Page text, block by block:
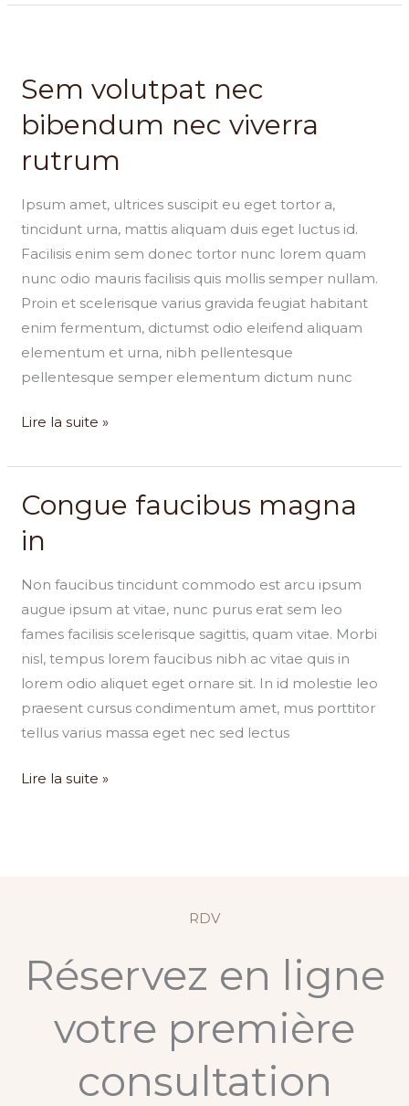
Sem volutpat nec
bibendum nec viverra
rutrum
Ipsum amet, ultrices suscipit eu eget tortor a,
tincidunt urna, mattis aliquam duis eget luctus id.
Facilisis enim sem donec tortor nunc lorem quam
nunc odio mauris facilisis quis mollis semper nullam.
Proin et scelerisque varius gravida feugiat habitant
enim fermentum, dictumst odio eleifend aliquam
elementum et urna, nibh pellentesque
pellentesque semper elementum dictum nunc
nec
bibendum
nec
viverra
Lire la suite »
Congue faucibus magna
in
Non faucibus tincidunt commodo est arcu ipsum
augue ipsum at vitae, nunc purus erat sem leo
fames facilisis scelerisque sagittis, quam vitae. Morbi
nisl, tempus lorem faucibus nibh ac vitae quis in
lorem odio aliquet eget ornare sit. In id molestie leo
praesent cursus condimentum amet, mus porttitor
tellus varius massa eget nec sed lectus
Congue
faucibus
magna
Lire la suite »
RDV
Réservez en ligne
votre première
consultation